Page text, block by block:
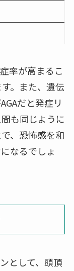
率が高まるこ
。また、遺伝
だと発症リ
も同じように
、恐怖感を和
なるでしょ
として、頭頂